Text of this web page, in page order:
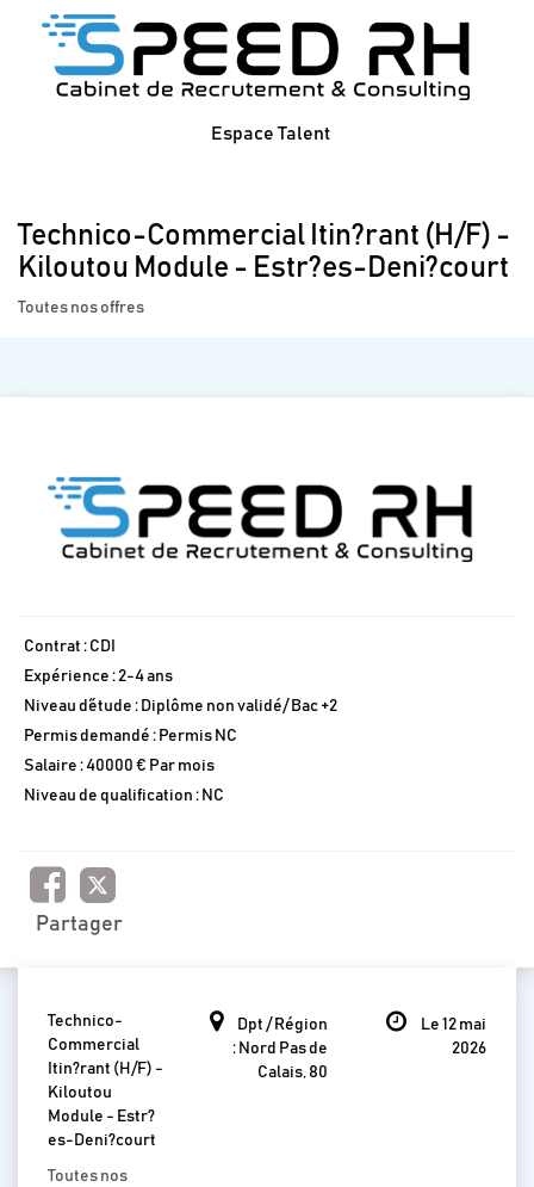
Espace Talent
Technico-Commercial Itin?rant (H/F) -
Kiloutou Module - Estr?es-Deni?court
Toutes nos offres
Contrat : CDI
Expérience : 2-4 ans
Niveau d´étude : Diplôme non validé/ Bac +2
Permis demandé : Permis NC
Salaire : 40000 € Par mois
Niveau de qualification : NC
Partager
Technico-
Commercial
Itin?rant (H/F) -
Kiloutou
Module - Estr?
es-Deni?court
Toutes nos
Dpt / Région
: Nord Pas de
Calais, 80
Le 12 mai
2026